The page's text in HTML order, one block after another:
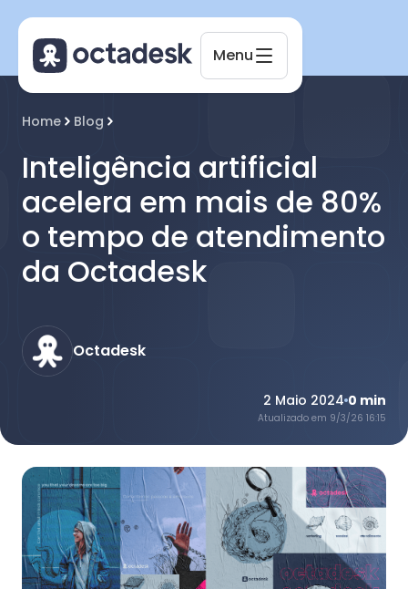
Menu
Home Blog
Inteligência artificial
acelera em mais de 80%
o tempo de atendimento
da Octadesk
Octadesk
2 Maio 2024 0 min
Atualizado em 9/3/26 16:15
Online agora